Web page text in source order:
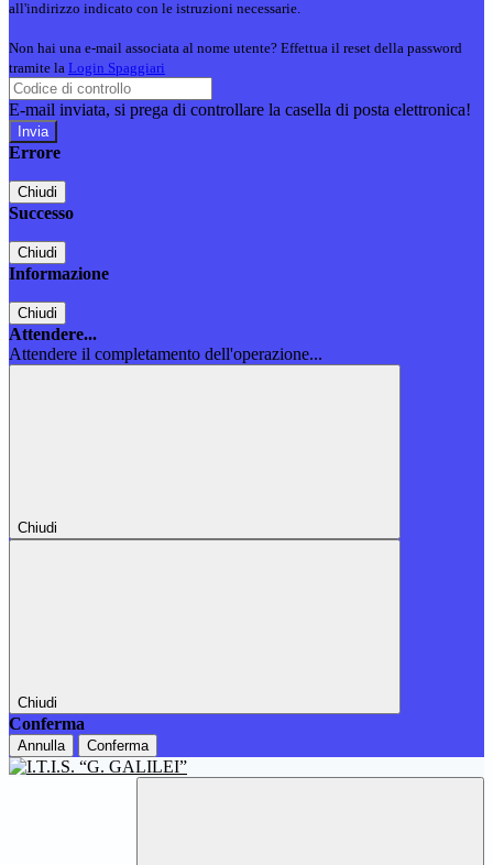
all'indirizzo indicato con le istruzioni necessarie.
Non hai una e-mail associata al nome utente? Effettua il reset della password
tramite la Login Spaggiari
E-mail inviata, si prega di controllare la casella di posta elettronica!
Errore
Chiudi
Successo
Chiudi
Informazione
Chiudi
Attendere...
Attendere il completamento dell'operazione...
Chiudi
Chiudi
Conferma
Annulla Conferma